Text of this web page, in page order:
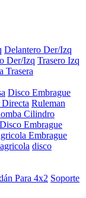
Delantero Der/Izq
Der/Izq Trasero Izq
Trasera
Disco Embrague
Ruleman
Cilindro
Disco Embrague
Embrague
disco
Para 4x2 Soporte